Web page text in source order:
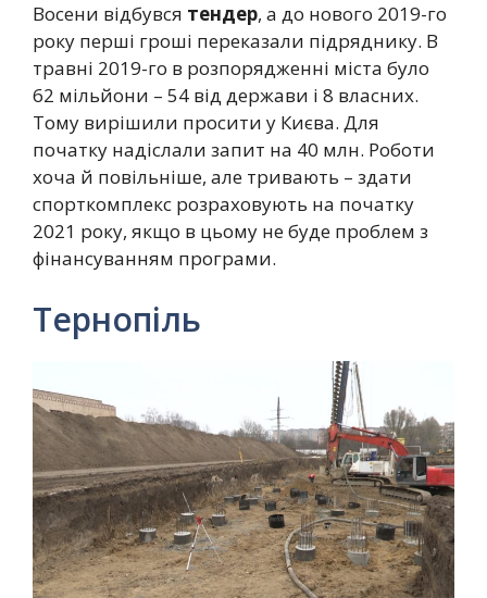
Восени відбувся тендер, а до нового 2019-го
року перші гроші переказали підряднику. В
травні 2019-го в розпорядженні міста було
62 мільйони – 54 від держави і 8 власних.
Тому вирішили просити у Києва. Для
початку надіслали запит на 40 млн. Роботи
хоча й повільніше, але тривають – здати
спорткомплекс розраховують на початку
2021 року, якщо в цьому не буде проблем з
фінансуванням програми.
Тернопіль